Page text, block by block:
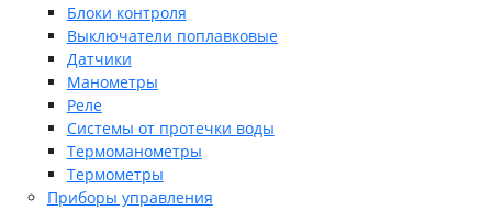
Блоки контроля
Выключатели поплавковые
Датчики
Манометры
Реле
Системы от протечки воды
Термоманометры
Термометры
Приборы управления